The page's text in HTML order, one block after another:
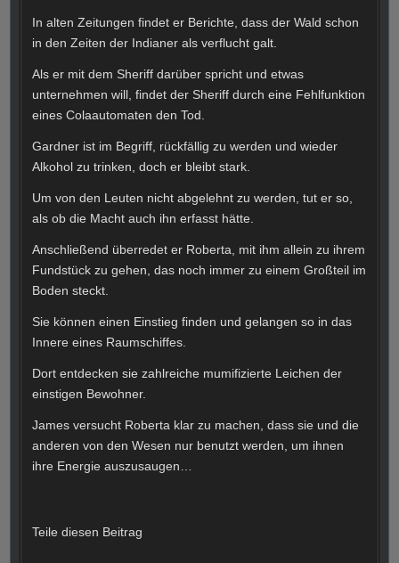
In alten Zeitungen findet er Berichte, dass der Wald schon
in den Zeiten der Indianer als verflucht galt.
Als er mit dem Sheriff darüber spricht und etwas
unternehmen will, findet der Sheriff durch eine Fehlfunktion
eines Colaautomaten den Tod.
Gardner ist im Begriff, rückfällig zu werden und wieder
Alkohol zu trinken, doch er bleibt stark.
Um von den Leuten nicht abgelehnt zu werden, tut er so,
als ob die Macht auch ihn erfasst hätte.
Anschließend überredet er Roberta, mit ihm allein zu ihrem
Fundstück zu gehen, das noch immer zu einem Großteil im
Boden steckt.
Sie können einen Einstieg finden und gelangen so in das
Innere eines Raumschiffes.
Dort entdecken sie zahlreiche mumifizierte Leichen der
einstigen Bewohner.
James versucht Roberta klar zu machen, dass sie und die
anderen von den Wesen nur benutzt werden, um ihnen
ihre Energie auszusaugen…
Teile diesen Beitrag